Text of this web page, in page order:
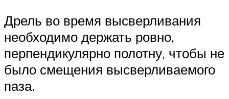
Дрель во время высверливания
необходимо держать ровно,
перпендикулярно полотну, чтобы не
было смещения высверливаемого
паза.